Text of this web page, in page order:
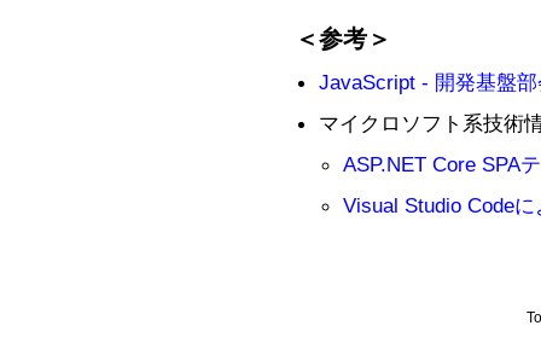
＜参考＞
JavaScript - 開発基盤
マイクロソフト系技術
ASP.NET Core SPA
Visual Studio Code